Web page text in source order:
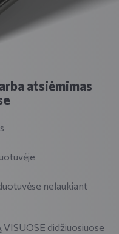
atsiėmimas
nelaukiant
didžiuosiuose